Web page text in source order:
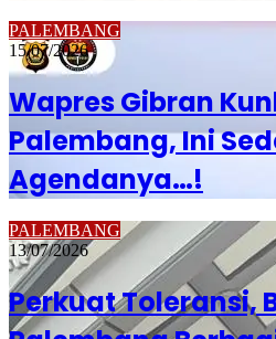
PALEMBANG
15/07/2026
Wapres Gibran
Palembang, Ini
Agendanya…!
PALEMBANG
13/07/2026
Perkuat Toleransi,